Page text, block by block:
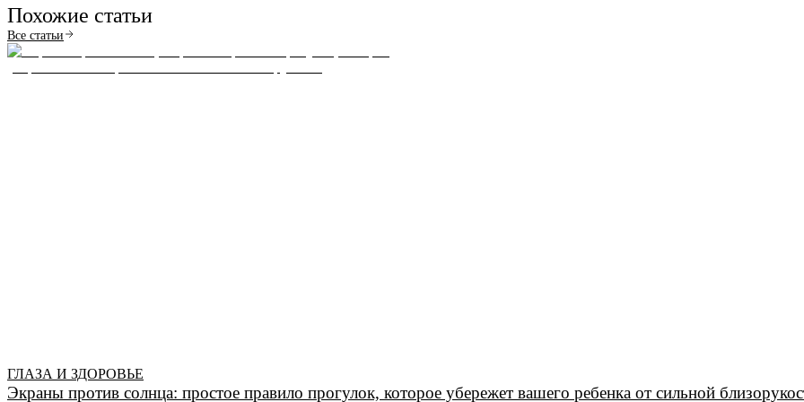
Похожие статьи
Все статьи
ГЛАЗА И ЗДОРОВЬЕ
Экраны против солнца: простое правило прогулок, которое убережет вашего ребенка от сильной